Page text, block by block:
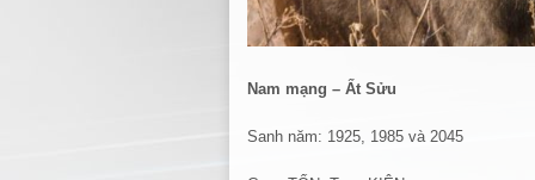
Nam mạng – Ất Sửu
Sanh năm: 1925, 1985 và 2045